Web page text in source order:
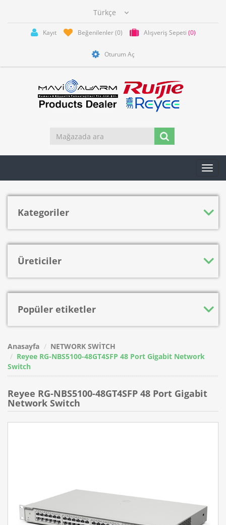
Kayıt Beğenilenler (0) Alışveriş Sepeti (0)
Oturum Aç
Kategoriler
Üreticiler
Popüler etiketler
Anasayfa
NETWORK SWİTCH
Reyee RG-NBS5100-48GT4SFP 48 Port Gigabit Network
Switch
Reyee RG-NBS5100-48GT4SFP 48 Port Gigabit
Network Switch